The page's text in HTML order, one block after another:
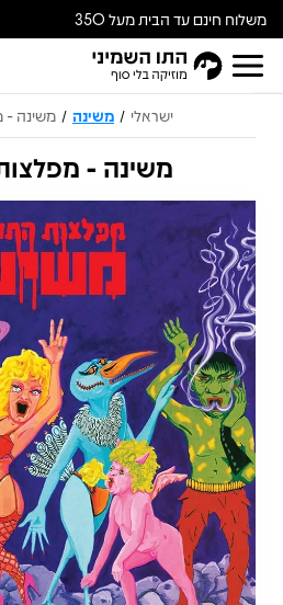
משלוח חינם עד הבית מעל 350
ש״ח
ישראלי / משינה / משינה -
משינה -